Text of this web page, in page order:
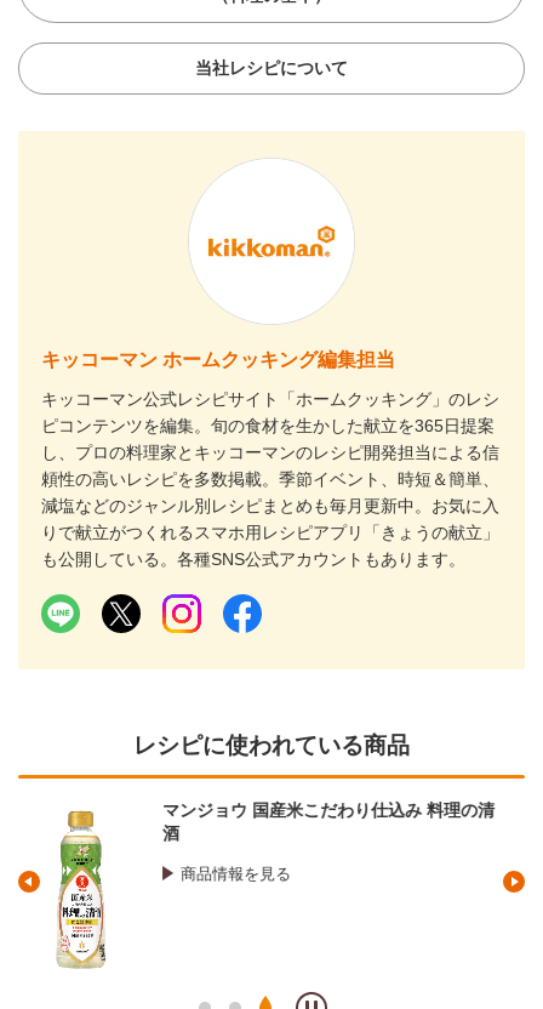
当社レシピについて
キッコーマン ホームクッキング編集担当
キッコーマン公式レシピサイト「ホームクッキング」のレシ
ピコンテンツを編集。旬の食材を生かした献立を365日提案
し、プロの料理家とキッコーマンのレシピ開発担当による信
頼性の高いレシピを多数掲載。季節イベント、時短＆簡単、
減塩などのジャンル別レシピまとめも毎月更新中。お気に入
りで献立がつくれるスマホ用レシピアプリ「きょうの献立」
も公開している。各種SNS公式アカウントもあります。
レシピに使われている商品
キッコーマン 濃いだし 本つゆ